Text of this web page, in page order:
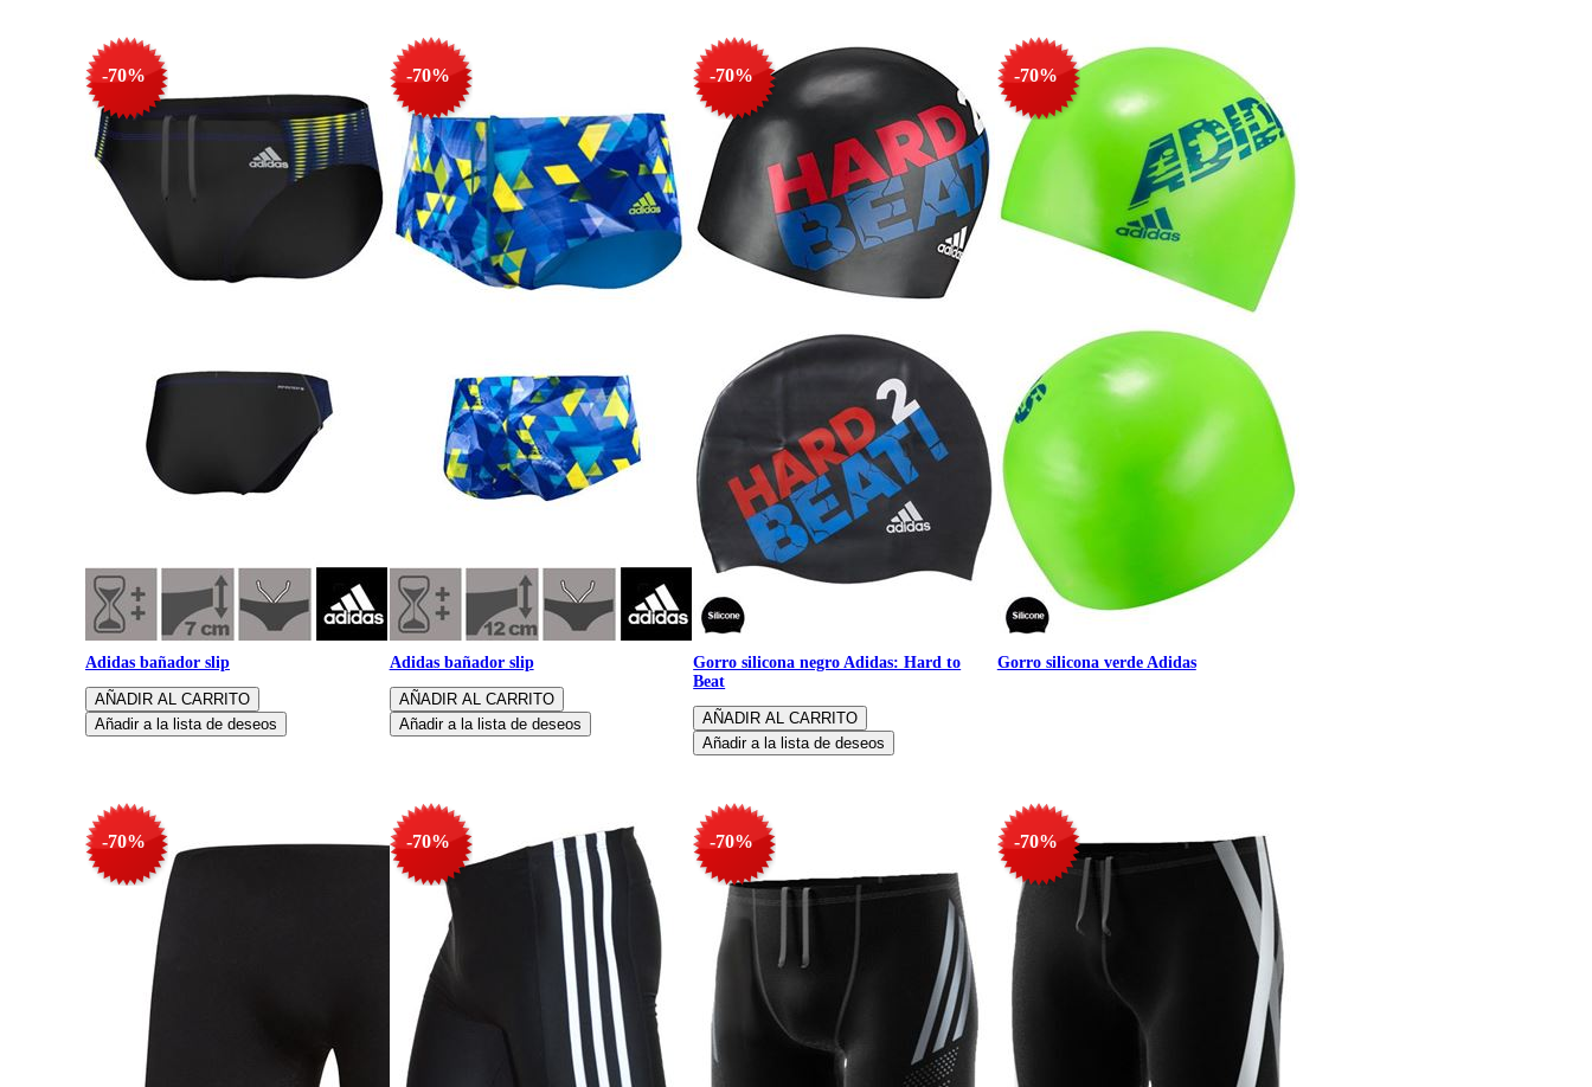
-70%
Adidas bañador slip
-70%
Adidas bañador slip
-70%
Gorro silicona negro Adidas: Hard to
Beat
-70%
Gorro silicona verde Adidas
-70% -70% -70% -70%